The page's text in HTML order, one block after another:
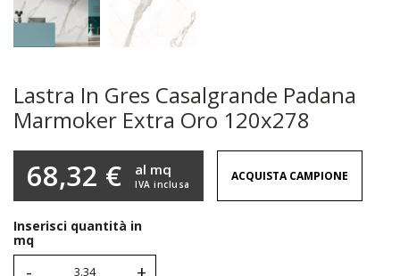
Lastra In Gres Casalgrande Padana
Marmoker Extra Oro 120x278
68,32 € IVA inclusa
al mq ACQUISTA CAMPIONE
Inserisci quantità in
mq